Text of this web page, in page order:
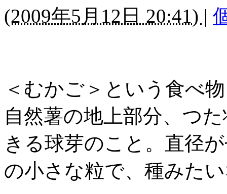
(2009年5月12日 20:41) |
＜むかご＞という食べ
自然薯の地上部分、つ
きる球芽のこと 。直径
の小さな粒で、種みた